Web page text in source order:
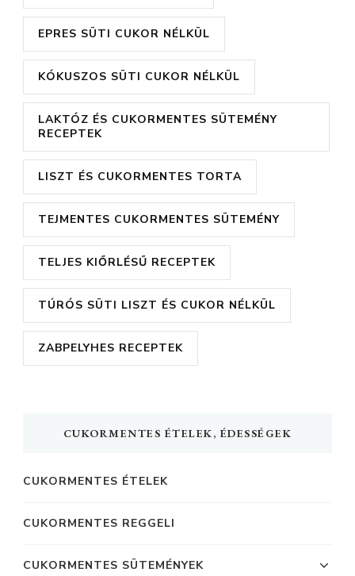
EPRES SÜTI CUKOR NÉLKÜL
KÓKUSZOS SÜTI CUKOR NÉLKÜL
LAKTÓZ ÉS CUKORMENTES SÜTEMÉNY
RECEPTEK
LISZT ÉS CUKORMENTES TORTA
TEJMENTES CUKORMENTES SÜTEMÉNY
TELJES KIŐRLÉSŰ RECEPTEK
TÚRÓS SÜTI LISZT ÉS CUKOR NÉLKÜL
ZABPELYHES RECEPTEK
CUKORMENTES ÉTELEK, ÉDESSÉGEK
CUKORMENTES ÉTELEK
CUKORMENTES REGGELI
CUKORMENTES SÜTEMÉNYEK